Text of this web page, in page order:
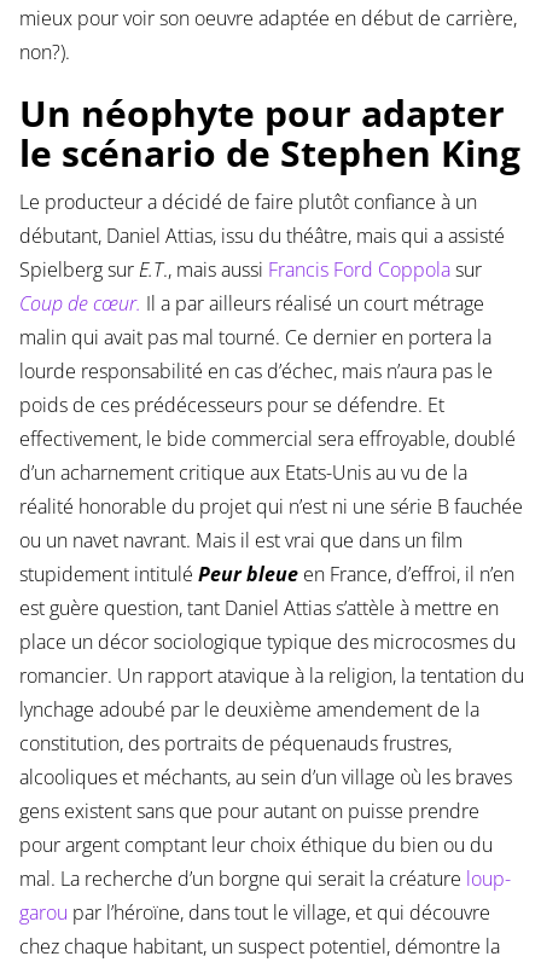
mieux pour voir son oeuvre adaptée en début de carrière,
non?).
Un néophyte pour adapter
le scénario de Stephen King
Le producteur a décidé de faire plutôt confiance à un
débutant, Daniel Attias, issu du théâtre, mais qui a assisté
Spielberg surE.T., mais aussi Francis Ford Coppolasur
Coup de cœur. Il a par ailleurs réalisé un court métrage
malin qui avait pas mal tourné. Ce dernier en portera la
lourde responsabilité en cas d’échec, mais n’aura pas le
poids de ces prédécesseurs pour se défendre. Et
effectivement, le bide commercial sera effroyable, doublé
d’un acharnement critique aux Etats-Unis au vu de la
réalité honorable du projet qui n’est ni une série B fauchée
ou un navet navrant. Mais il est vrai que dans un film
stupidement intitulé Peur bleueen France, d’effroi, il n’en
est guère question, tant Daniel Attias s’attèle à mettre en
place un décor sociologique typique des microcosmes du
romancier. Un rapport atavique à la religion, la tentation du
lynchage adoubé par le deuxième amendement de la
constitution, des portraits de péquenauds frustres,
alcooliques et méchants, au sein d’un village où les braves
gens existent sans que pour autant on puisse prendre
pour argent comptant leur choix éthique du bien ou du
mal. La recherche d’un borgne qui serait la créature loup-
garou par l’héroïne, dans tout le village, et qui découvre
chez chaque habitant, un suspect potentiel, démontre la